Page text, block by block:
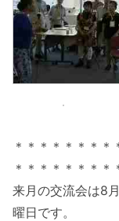
＊＊＊＊＊＊＊
＊＊＊＊＊＊＊＊
来月の交流会は8
曜日です。